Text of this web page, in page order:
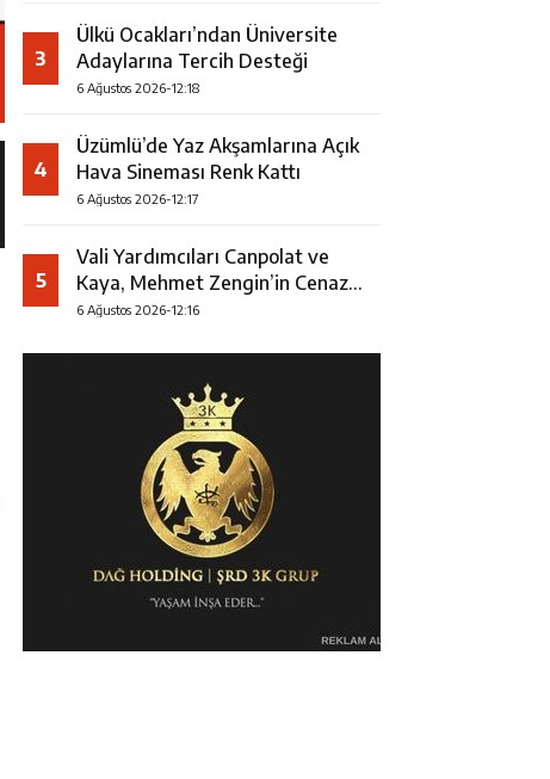
3
Ülkü Ocakları’ndan Üniversite
Adaylarına Tercih Desteği
6 Ağustos 2026-12:18
4
Üzümlü’de Yaz Akşamlarına Açık
Hava Sineması Renk Kattı
6 Ağustos 2026-12:17
5
Vali Yardımcıları Canpolat ve
Kaya, Mehmet Zengin’in Cenaze
Törenine Katıldı
6 Ağustos 2026-12:16